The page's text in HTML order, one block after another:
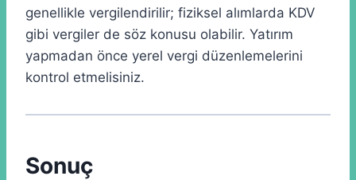
genellikle vergilendirilir; fiziksel alımlarda KDV
gibi vergiler de söz konusu olabilir. Yatırım
yapmadan önce yerel vergi düzenlemelerini
kontrol etmelisiniz.
Sonuç